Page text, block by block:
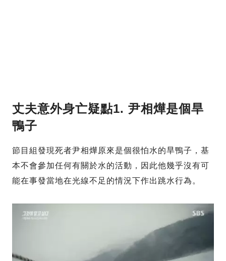
丈夫意外身亡疑點1. 尹相燁是個旱
鴨子
節目組發現死者尹相燁原來是個很怕水的旱鴨子，基
本不會參加任何有關於水的活動，因此他幾乎沒有可
能在事發當地在光線不足的情況下作出跳水行為。